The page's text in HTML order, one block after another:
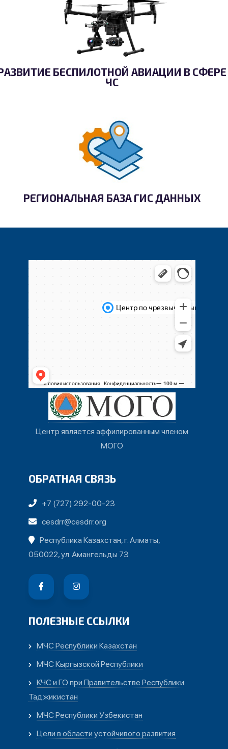
БЕСПИЛОТНОЙ АВИАЦИИ В СФЕРЕ
ЧС
РЕГИОНАЛЬНАЯ БАЗА ГИС ДАННЫХ
Центр является аффилированным членом
МОГО
ОБРАТНАЯ СВЯЗЬ
+7 (727) 292-00-23
cesdrr@cesdrr.org
Республика Казахстан, г. Алматы,
050022, ул. Амангельды 73
ПОЛЕЗНЫЕ ССЫЛКИ
МЧС Республики Казахстан
МЧС Кыргызской Республики
КЧС и ГО при Правительстве Республики
Таджикистан
МЧС Республики Узбекистан
Цели в области устойчивого развития